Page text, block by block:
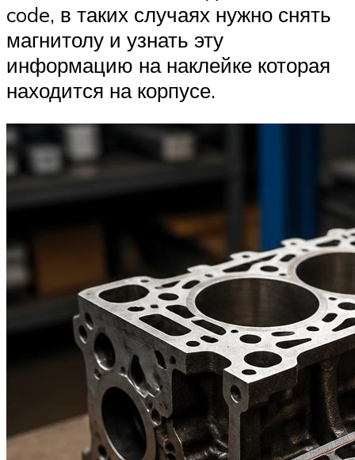
code, в таких случаях нужно снять
магнитолу и узнать эту
информацию на наклейке которая
находится на корпусе.